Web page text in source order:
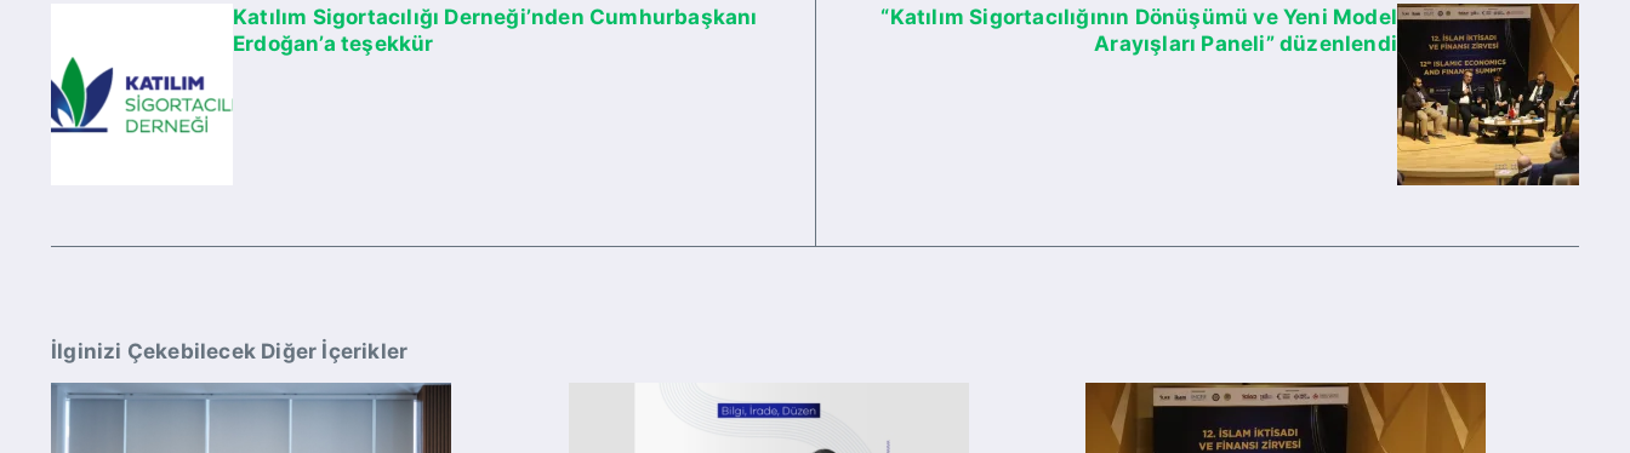
Katılım Sigortacılığı Derneği’nden Cumhurbaşkanı
Erdoğan’a teşekkür
“Katılım Sigortacılığının Dönüşümü ve Yeni Model
Arayışları Paneli” düzenlendi
İlginizi Çekebilecek Diğer İçerikler